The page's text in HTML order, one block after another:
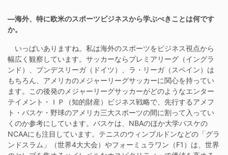
―海外、特に欧米のスポーツビジネスから学ぶべきことは何です
か。
いっぱいありますね。私は海外のスポーツをビジネス視点から
幅広く観察しています。サッカーならプレミアリーグ（イングラ
ンド）、ブンデスリーガ（ドイツ）、ラ・リーガ（スペイン）は
もちろん、アメリカのメジャーリーグサッカーに関心を持ってい
ます。この後発のメジャーリーグサッカーがどのようなエンター
テイメント・ＩＰ（知的財産）ビジネス戦略で、先行するアメフ
ト・バスケ・野球のアメリカ三大スポーツの間に割って入ってい
くのか参考にしています。バスケは、NBAのほか大学バスケの
NCAAにも注目しています。テニスのウィンブルドンなどの「グラ
ンドスラム」（世界4大大会）やフォーミュラワン（F1）は、世界